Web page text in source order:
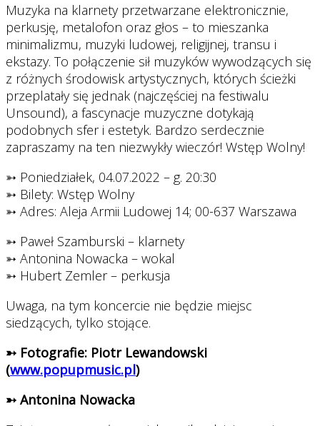
Muzyka na klarnety przetwarzane elektronicznie,
perkusję, metalofon oraz głos – to mieszanka
minimalizmu, muzyki ludowej, religijnej, transu i
ekstazy. To połączenie sił muzyków wywodzących się
z różnych środowisk artystycznych, których ścieżki
przeplatały się jednak (najczęściej na festiwalu
Unsound), a fascynacje muzyczne dotykają
podobnych sfer i estetyk. Bardzo serdecznie
zapraszamy na ten niezwykły wieczór! Wstęp Wolny!
➳ Poniedziałek, 04.07.2022 – g. 20:30
➳ Bilety: Wstęp Wolny
➳ Adres: Aleja Armii Ludowej 14; 00-637 Warszawa
➳ Paweł Szamburski – klarnety
➳ Antonina Nowacka – wokal
➳ Hubert Zemler – perkusja
Uwaga, na tym koncercie nie będzie miejsc
siedzących, tylko stojące.
➳ Fotografie: Piotr Lewandowski
(www.popupmusic.pl)
➳ Antonina Nowacka